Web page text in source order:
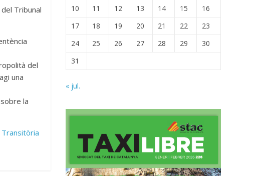
Tribunal
del
una
la
Transitòria
10
11 12 13 14 15
16
17
18 19 20 21 22
23
24
25 26 27 28 29
30
31
« jul.